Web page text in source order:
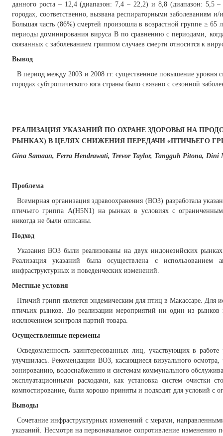
данного роста – 12,4 (диапазон: 7,4 – 22,2) и 8,8 (диапазон: 5,5
городах, соответственно, вызвана респираторными заболеваниям
Большая часть (86%) смертей произошла в возрастной группе ≥
периоды доминирования вируса B по сравнению с периодами,
связанных с заболеванием гриппом случаев смерти относится к
Вывод
В период между 2003 и 2008 гг. существенное повышение уровня
городах субтропического юга страны было связано с сезонной
РЕАЛИЗАЦИЯ УКАЗАНИЙ ПО ОХРАНЕ ЗДОРОВЬЯ НА
РЫНКАХ) В ЦЕЛЯХ СНИЖЕНИЯ ПЕРЕДАЧИ «ПТИЧЬЕГО
Gina Samaan, Ferra Hendrawati, Trevor Taylor, Tangguh Pitona,
Проблема
Всемирная организация здравоохранения (ВОЗ) разработала
птичьего гриппа A(H5N1) на рынках в условиях с
никогда не были описаны.
Подход
Указания ВОЗ были реализованы на двух индонезийских
Реализация указаний была осуществлена с
инфраструктурных и поведенческих изменений.
Местные условия
Птичий грипп является эндемическим для птиц в Макассаре. Для
птичьих рынков. До реализации мероприятий ни один из
исключением контроля партий товара.
Осуществленные перемены
Осведомленность заинтересованных лиц, участвующих в
улучшилась. Рекомендации ВОЗ, касающиеся визуального
зонированию, водоснабжению и системам коммунального
эксплуатационными расходами, как установка систем очистки
компостирование, были хорошо приняты и подходят для условий с
Выводы
Сочетание инфраструктурных изменений с мерами,
указаний. Несмотря на первоначальное сопротивление